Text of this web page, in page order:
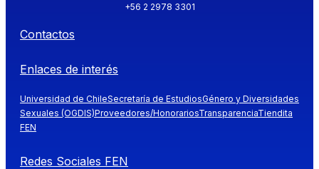
+56 2 2978 3301
Contactos
Enlaces de interés
Universidad de ChileSecretaría de EstudiosGénero y Diversidades
Sexuales (OGDIS)Proveedores/HonorariosTransparenciaTiendita
FEN
Redes Sociales FEN